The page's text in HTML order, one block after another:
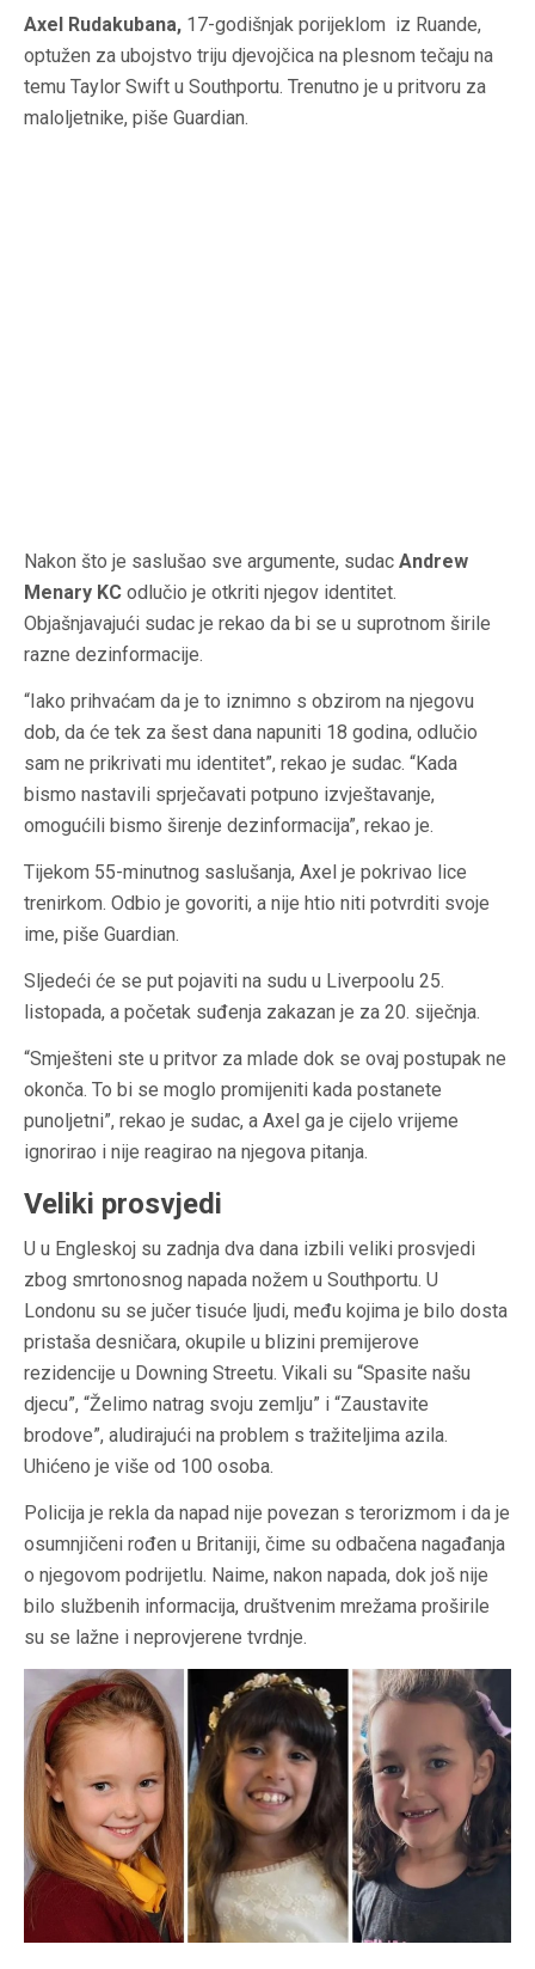
Axel Rudakubana, 17-godišnjak porijeklom iz Ruande,
optužen za ubojstvo triju djevojčica na plesnom tečaju na
temu Taylor Swift u Southportu. Trenutno je u pritvoru za
maloljetnike, piše Guardian.
Nakon što je saslušao sve argumente, sudac Andrew
Menary KC odlučio je otkriti njegov identitet.
Objašnjavajući sudac je rekao da bi se u suprotnom širile
razne dezinformacije.
“Iako prihvaćam da je to iznimno s obzirom na njegovu
dob, da će tek za šest dana napuniti 18 godina, odlučio
sam ne prikrivati mu identitet”, rekao je sudac. “Kada
bismo nastavili sprječavati potpuno izvještavanje,
omogućili bismo širenje dezinformacija”, rekao je.
Tijekom 55-minutnog saslušanja, Axel je pokrivao lice
trenirkom. Odbio je govoriti, a nije htio niti potvrditi svoje
ime, piše Guardian.
Sljedeći će se put pojaviti na sudu u Liverpoolu 25.
listopada, a početak suđenja zakazan je za 20. siječnja.
“Smješteni ste u pritvor za mlade dok se ovaj postupak ne
okonča. To bi se moglo promijeniti kada postanete
punoljetni”, rekao je sudac, a Axel ga je cijelo vrijeme
ignorirao i nije reagirao na njegova pitanja.
Veliki prosvjedi
U u Engleskoj su zadnja dva dana izbili veliki prosvjedi
zbog smrtonosnog napada nožem u Southportu. U
Londonu su se jučer tisuće ljudi, među kojima je bilo dosta
pristaša desničara, okupile u blizini premijerove
rezidencije u Downing Streetu. Vikali su “Spasite našu
djecu”, “Želimo natrag svoju zemlju” i “Zaustavite
brodove”, aludirajući na problem s tražiteljima azila.
Uhićeno je više od 100 osoba.
Policija je rekla da napad nije povezan s terorizmom i da je
osumnjičeni rođen u Britaniji, čime su odbačena nagađanja
o njegovom podrijetlu. Naime, nakon napada, dok još nije
bilo službenih informacija, društvenim mrežama proširile
su se lažne i neprovjerene tvrdnje.